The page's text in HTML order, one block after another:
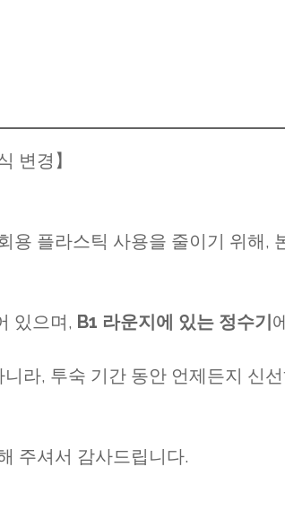
변경】
용 플라스틱 사용을 줄이기 위해,
있으며, B1 라운지에 있는 정수기
라, 투숙 기간 동안 언제든지 신
주셔서 감사드립니다.